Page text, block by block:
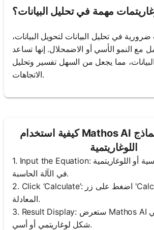
مهمة في تحليل البيانات؟
ضرورية في تحليل البيانات لتحويل البيانات،
مع النمو الأسي أو الاضمحلال. إنها تساعد
مما يجعل من السهل تفسير وتحليل
الاتجاهات.
كيفية استخدام Mathos AI لآلة حاسبة النماذج
اللوغاريتمية
1. Input the Equation: أدخل المعادلة الأسية أو اللوغاريتمية
في الآلة الحاسبة.
2. Click ‘Calculate’: اضغط على زر 'Calculate' لتحويل
المعادلة.
3. Result Display: ستعرض Mathos AI المعادلة المحولة في
شكل لوغاريتمي أو أسي.